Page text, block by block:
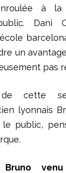
à la
Dani
un
pas
cette
lyonnais
public,
Bruno